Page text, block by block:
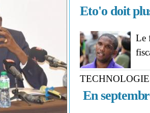
Eto'o doit
Le
En